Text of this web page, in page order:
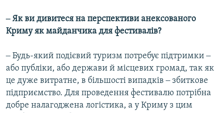
‒ Як ви дивитеся на перспективи анексованого
Криму як майданчика для фестивалів?
‒ Будь-який подієвий туризм потребує підтримки ‒
або публіки, або держави й місцевих громад, так як
це дуже витратне, в більшості випадків ‒ збиткове
підприємство. Для проведення фестивалю потрібна
добре налагоджена логістика, а у Криму з цим